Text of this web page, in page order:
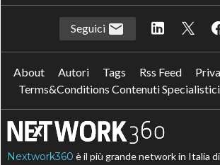
Seguici
About Autori Tags Rss Feed
Terms&Conditions Contenuti Specialistici
Nextwork360 è il più grande network in Italia